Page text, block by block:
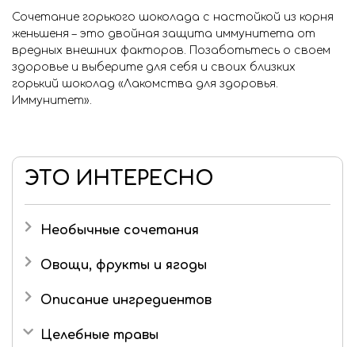
ЭТО ИНТЕРЕСНО
Необычные сочетания
Черный чай
Масло шиповника
Имбирь
Овощи, фрукты и ягоды
Яблоко
Описание ингредиентов
Изомальт (E953)
Целебные травы
Сочетание горького шоколада с настойкой из корня
женьшеня – это двойная защита иммунитета от
вредных внешних факторов. Позаботьтесь о своем
здоровье и выберите для себя и своих близких
горький шоколад «Лакомства для здоровья.
Иммунитет».